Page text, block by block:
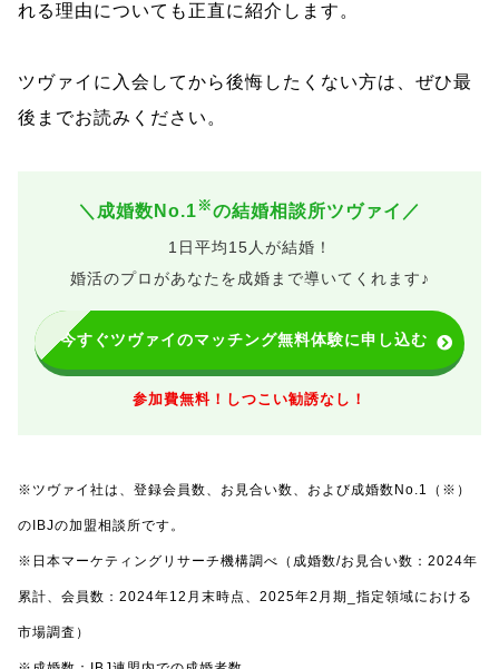
れる理由についても正直に紹介します。
ツヴァイに入会してから後悔したくない方は、ぜひ最
後までお読みください。
＼成婚数No.1 ※の結婚相談所ツヴァイ／
1日平均15人が結婚！
婚活のプロがあなたを成婚まで導いてくれます♪
今すぐツヴァイのマッチング無料体験に申し込む
参加費無料！しつこい勧誘なし！
※ツヴァイ社は、登録会員数、お見合い数、および成婚数No.1（※）
のIBJの加盟相談所です。
※日本マーケティングリサーチ機構調べ（成婚数/お見合い数：2024年
累計、会員数：2024年12月末時点、2025年2月期_指定領域における
市場調査）